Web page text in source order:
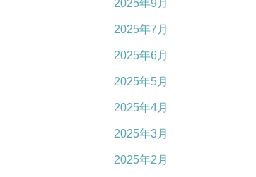
2025年9月
2025年7月
2025年6月
2025年5月
2025年4月
2025年3月
2025年2月